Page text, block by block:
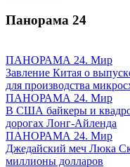
Панорама 24
ПАНОРАМА 24. Мир
Завление Китая о
для производства
ПАНОРАМА 24. Мир
В США байкеры и
дорогах Лонг-Айленда
ПАНОРАМА 24. Мир
Джедайский меч Люка
миллионы долларов